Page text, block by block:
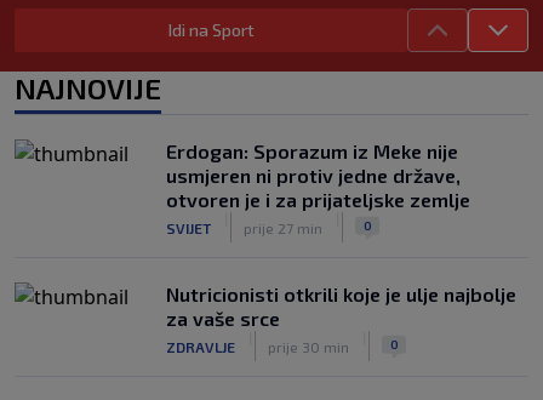
Francuzi ne podržavaju Infantina, ali ga
poručuju: Ako treba, neka bude bojkot
NOGOMET
|
7. aug.
| 0
Idi na Sport
NAJNOVIJE
Erdogan: Sporazum iz Meke nije
usmjeren ni protiv jedne države,
otvoren je i za prijateljske zemlje
SVIJET prije 27 min 0
Nutricionisti otkrili koje je ulje najbolje
za vaše srce
ZDRAVLJE prije 30 min 0